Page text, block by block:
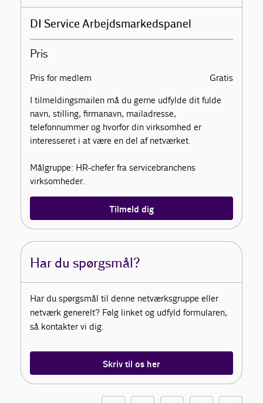
DI Service Arbejdsmarkedspanel
Pris
Pris for medlem
Gratis
I tilmeldingsmailen må du gerne udfylde dit fulde
navn, stilling, firmanavn, mailadresse,
telefonnummer og hvorfor din virksomhed er
interesseret i at være en del af netværket.
Målgruppe: HR-chefer fra servicebranchens
virksomheder.
Tilmeld dig
Har du spørgsmål?
Har du spørgsmål til denne netværksgruppe eller
netværk generelt? Følg linket og udfyld formularen,
så kontakter vi dig.
Skriv til os her